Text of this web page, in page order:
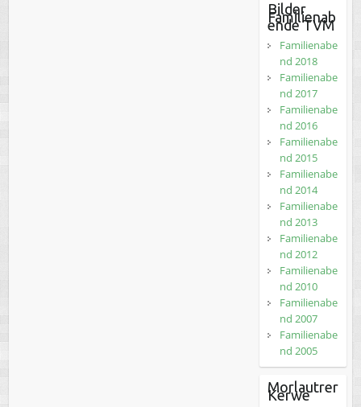
Bilder
Familienab
ende TVM
Familienabe
nd 2018
Familienabe
nd 2017
Familienabe
nd 2016
Familienabe
nd 2015
Familienabe
nd 2014
Familienabe
nd 2013
Familienabe
nd 2012
Familienabe
nd 2010
Familienabe
nd 2007
Familienabe
nd 2005
Morlautrer
Kerwe